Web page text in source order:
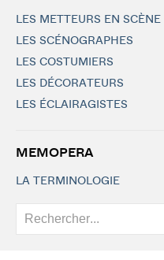
LES METTEURS EN SCÈNE
LES SCÉNOGRAPHES
LES COSTUMIERS
LES DÉCORATEURS
LES ÉCLAIRAGISTES
MEMOPERA
LA TERMINOLOGIE